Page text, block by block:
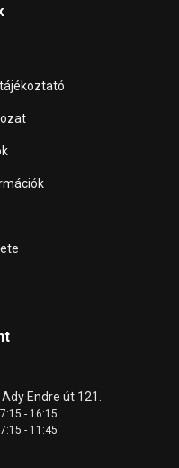
Endre út 121.
- 16:15
- 11:45